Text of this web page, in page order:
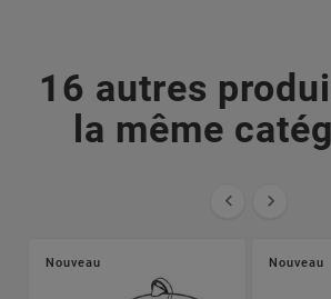
16 autres
la même
 
Nouveau Nouveau